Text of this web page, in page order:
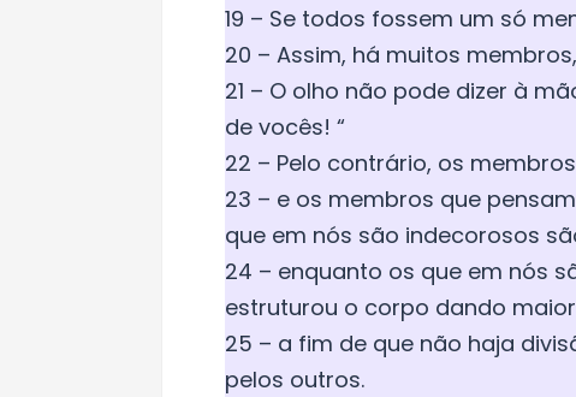
19 – Se todos fossem um só
20 – Assim, há muitos
21 – O olho não pode dizer à
de vocês! “
22 – Pelo contrário, os
23 – e os membros que
que em nós são indecorosos
24 – enquanto os que em nós
estruturou o corpo dando
25 – a fim de que não haja
pelos outros.